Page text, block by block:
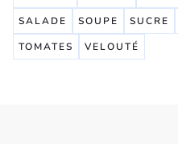
SALADE
SOUPE SUCRE
TOMATES
VELOUTÉ